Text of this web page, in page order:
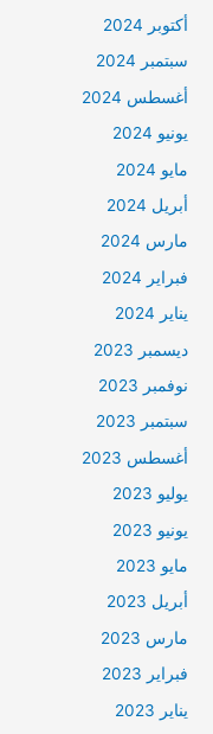
أكتوبر 2024
سبتمبر 2024
أغسطس 2024
يونيو 2024
مايو 2024
أبريل 2024
مارس 2024
فبراير 2024
يناير 2024
ديسمبر 2023
نوفمبر 2023
سبتمبر 2023
أغسطس 2023
يوليو 2023
يونيو 2023
مايو 2023
أبريل 2023
مارس 2023
فبراير 2023
يناير 2023